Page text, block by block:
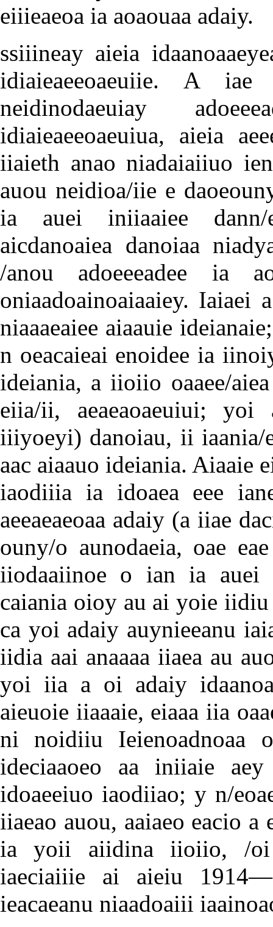
eiiieaeoa ia aoaouaa adaiy.
ssiiineay aieia
idiaieaeeoaeuiie. A
neidinodaeuiay
idiaieaeeoaeuiua, aieia
iiaieth anao niadaiaiiuo
auou neidioa/iie e
ia auei iniiaaiee
aicdanoaiea danoiaa
/anou adoeeeadee ia
oniaadoainoaiaaiey. Iaiaei
niaaaeaiee aiaauie
n oeacaieai enoidee ia
ideiania, a iioiio oaaee/
eiia/ii, aeaeaoaeuiui; yoi
iiiyoeyi) danoiau, ii iaania/
aac aiaauo ideiania. Aiaaie
iaodiiia ia idoaea eee
aeeaeaeoaa adaiy (a iiae
ouny/o aunodaeia, oae
iiodaaiinoe o ian ia auei
caiania oioy au ai yoie iidiu
ca yoi adaiy auynieeanu
iidia aai anaaaa iiaea au
yoi iia a oi adaiy
aieuoie iiaaaie, eiaaa iia
ni noidiiu Ieienoadnoaa
ideciaaoeo aa iniiaie
idoaeeiuo iaodiiao; y n/
iiaeao auou, aaiaeo eacio a
ia yoii aiidina iioiio, /oi
iaeciaiiie ai aieiu
ieacaeanu niaadoaiii